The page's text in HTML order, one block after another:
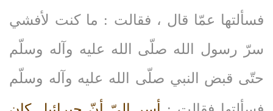
فسألتها عمّا قال ، فقالت : ما كنت لأفشي
سرّ رسول الله صلّى‌ الله‌ عليه‌ وآله‌ وسلّم
حتّى قبض النبي صلّى‌ الله‌ عليه‌ وآله‌ وسلّم